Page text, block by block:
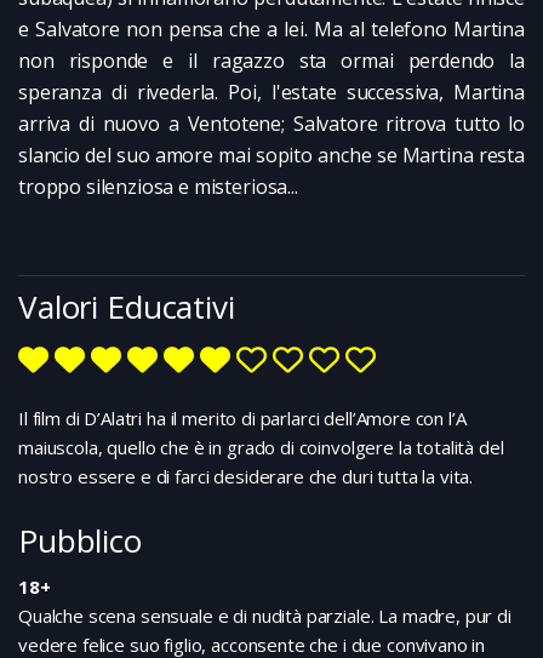
e Salvatore non pensa che a lei. Ma al telefono Martina
non risponde e il ragazzo sta ormai perdendo la
speranza di rivederla. Poi, l'estate successiva, Martina
arriva di nuovo a Ventotene; Salvatore ritrova tutto lo
slancio del suo amore mai sopito anche se Martina resta
troppo silenziosa e misteriosa...
Valori Educativi
Il film di D’Alatri ha il merito di parlarci dell’Amore con l’A
maiuscola, quello che è in grado di coinvolgere la totalità del
nostro essere e di farci desiderare che duri tutta la vita.
Pubblico
18+
Qualche scena sensuale e di nudità parziale. La madre, pur di
vedere felice suo figlio, acconsente che i due convivano in